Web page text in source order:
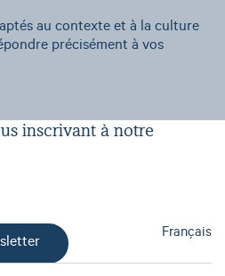
au contexte et à la culture
précisément à vos
inscrivant à notre
Français